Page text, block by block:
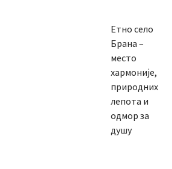
Етно село
Брана –
место
хармоније,
природних
лепота и
одмор за
душу